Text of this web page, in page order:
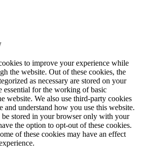
to improve your experience while
the website. Out of these cookies, the
as necessary are stored on your
essential for the working of basic
website. We also use third-party cookies
and understand how you use this website.
stored in your browser only with your
the option to opt-out of these cookies.
of these cookies may have an effect